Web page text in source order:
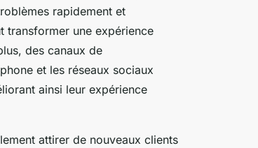
rapidement et
transformer une expérience
des canaux de
et les réseaux sociaux
ainsi leur expérience
attirer de nouveaux clients